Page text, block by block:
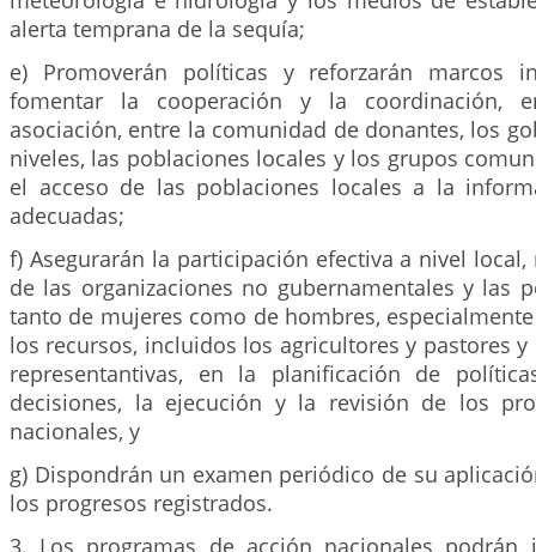
alerta temprana de la sequía;
e) Promoverán políticas y reforzarán marcos
fomentar la cooperación y la coordinación,
asociación, entre la comunidad de donantes, los
niveles, las poblaciones locales y los grupos
el acceso de las poblaciones locales a la
adecuadas;
f) Asegurarán la participación efectiva a nivel
de las organizaciones no gubernamentales y las
tanto de mujeres como de hombres,
los recursos, incluidos los agricultores y pastores y
representantivas, en la planificación de
decisiones, la ejecución y la revisión de los
nacionales, y
g) Dispondrán un examen periódico de su
los progresos registrados.
3. Los programas de acción nacionales podrán